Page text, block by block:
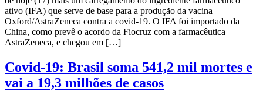
ativo (IFA) que serve de base para a produção da vacina
Oxford/AstraZeneca contra a covid-19. O IFA foi importado da
China, como prevê o acordo da Fiocruz com a farmacêutica
AstraZeneca, e chegou em […]
Covid-19: Brasil soma 541,2 mil mortes e
vai a 19,3 milhões de casos